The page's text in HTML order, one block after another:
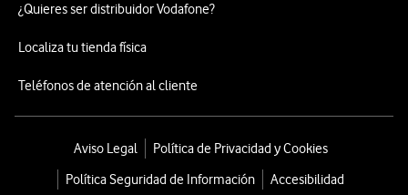
¿Quieres ser distribuidor Vodafone?
Localiza tu tienda física
Teléfonos de atención al cliente
Aviso Legal
Política de Privacidad y Cookies
Política Seguridad de Información
Accesibilidad